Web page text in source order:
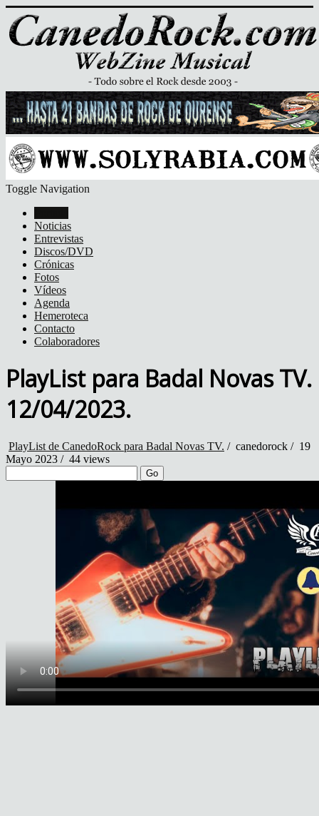
Toggle Navigation
Noticias
Entrevistas
Discos/DVD
Crónicas
Fotos
Vídeos
Agenda
Hemeroteca
Contacto
Colaboradores
PlayList para Badal Novas TV.
12/04/2023.
PlayList de CanedoRock para Badal Novas TV. / canedorock / 19
Mayo 2023 / 44 views
Go